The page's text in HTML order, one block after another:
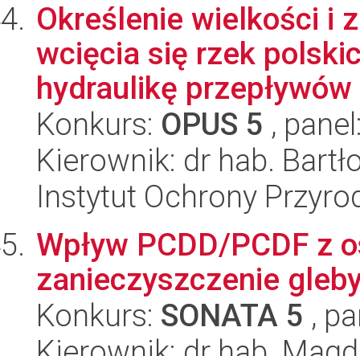
Określenie wielkości i
wcięcia się rzek
hydraulikę
Konkurs: OPUS 5 ,
Kierownik: dr hab.
Instytut Ochrony
Wpływ PCDD/PCDF z
zanieczyszczenie
Konkurs: SONATA 5 ,